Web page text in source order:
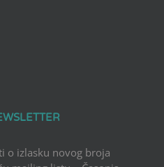
o izlasku novog broja